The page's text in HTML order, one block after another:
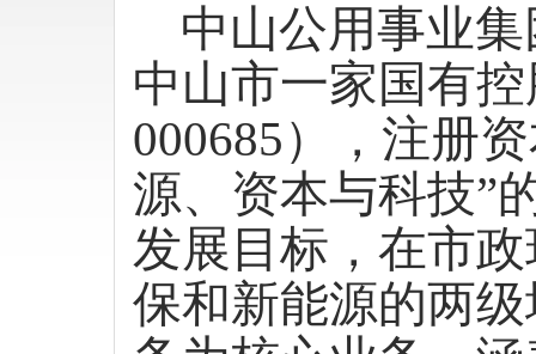
中山公用事业
中山市一家国有
000685），注册
源、资本与科技”
发展目标，在市
保和新能源的两